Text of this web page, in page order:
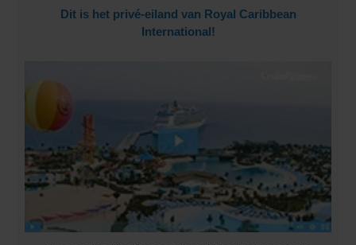
Dit is het privé-eiland van Royal Caribbean
International!